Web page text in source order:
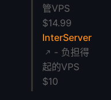
管VPS
$14.99
InterServer
- 负担得
起的VPS
$10